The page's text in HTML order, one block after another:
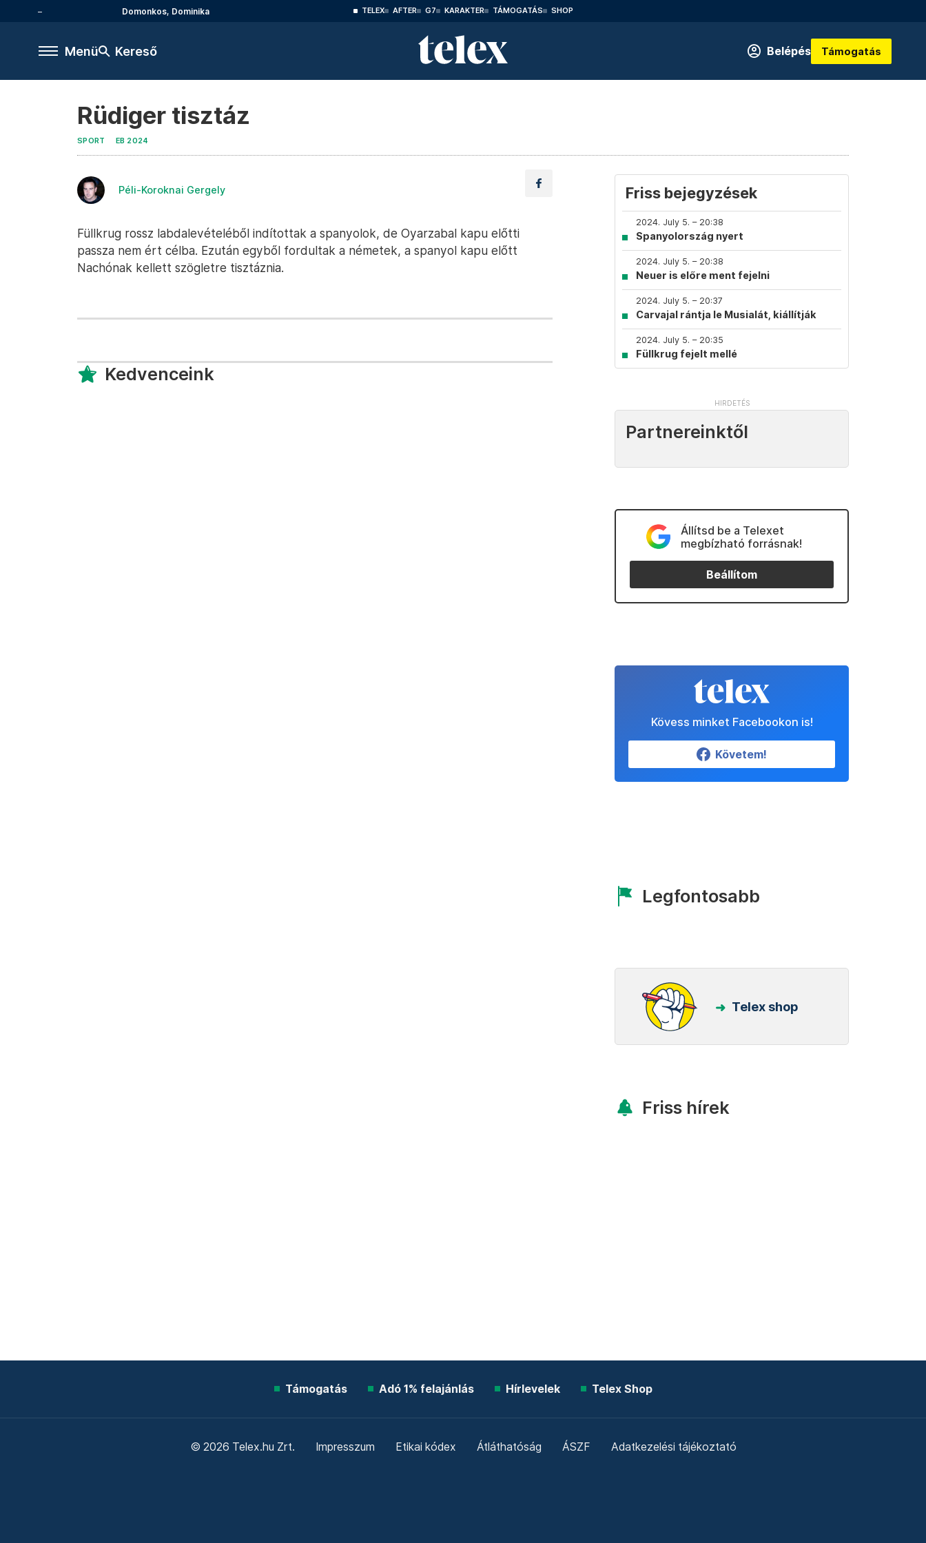
Domonkos, Dominika TELEX AFTER G7 KARAKTER TÁMOGATÁS SHOP
Menü Kereső Belépés Támogatás
Rüdiger tisztáz
SPORT EB 2024
Péli-Koroknai Gergely
Füllkrug rossz labdalevételéből indítottak a spanyolok, de Oyarzabal kapu előtti
passza nem ért célba. Ezután egyből fordultak a németek, a spanyol kapu előtt
Nachónak kellett szögletre tisztáznia.
Kedvenceink
Friss bejegyzések
2024. July 5. – 20:38
Spanyolország nyert
2024. July 5. – 20:38
Neuer is előre ment fejelni
2024. July 5. – 20:37
Carvajal rántja le Musialát, kiállítják
2024. July 5. – 20:35
Füllkrug fejelt mellé
Partnereinktől
Állítsd be a Telexet
megbízható forrásnak!
Beállítom
Kövess minket Facebookon is!
Követem!
Legfontosabb
Telex shop
Friss hírek
Támogatás Adó 1% felajánlás Hírlevelek Telex Shop
© 2026 Telex.hu Zrt. Impresszum Etikai kódex Átláthatóság ÁSZF Adatkezelési tájékoztató